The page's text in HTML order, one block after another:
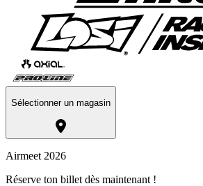
Sélectionner un magasin
Airmeet 2026
Réserve ton billet dès maintenant !